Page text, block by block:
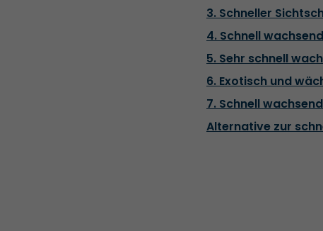
3. Schneller
4. Schnell
5. Sehr schnell
6. Exotisch und
7. Schnell
Alternative zur